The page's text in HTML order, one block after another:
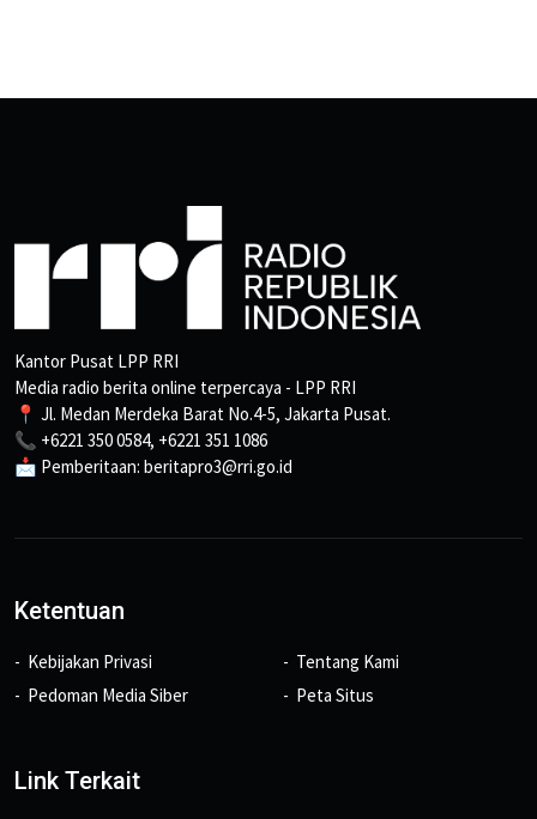
Kantor Pusat LPP RRI
Media radio berita online terpercaya - LPP RRI
📍 Jl. Medan Merdeka Barat No.4-5, Jakarta Pusat.
📞 +6221 350 0584, +6221 351 1086
📩 Pemberitaan: beritapro3@rri.go.id
Ketentuan
Kebijakan Privasi
Pedoman Media Siber
Tentang Kami
Peta Situs
Link Terkait